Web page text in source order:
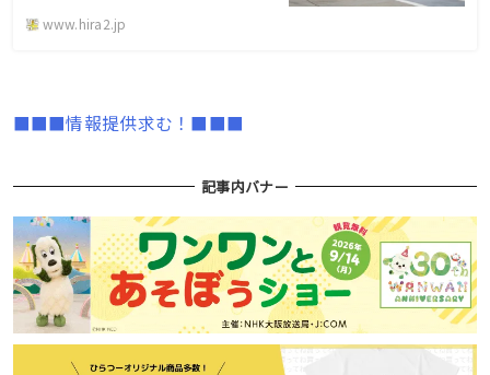
www.hira2.jp
■■■情報提供求む！■■■
記事内バナー